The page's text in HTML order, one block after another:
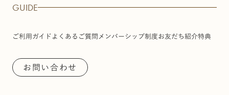
GUIDE
ご利用ガイド よくあるご質問 メンバーシップ制度お友だち紹介特典
お問い合わせ